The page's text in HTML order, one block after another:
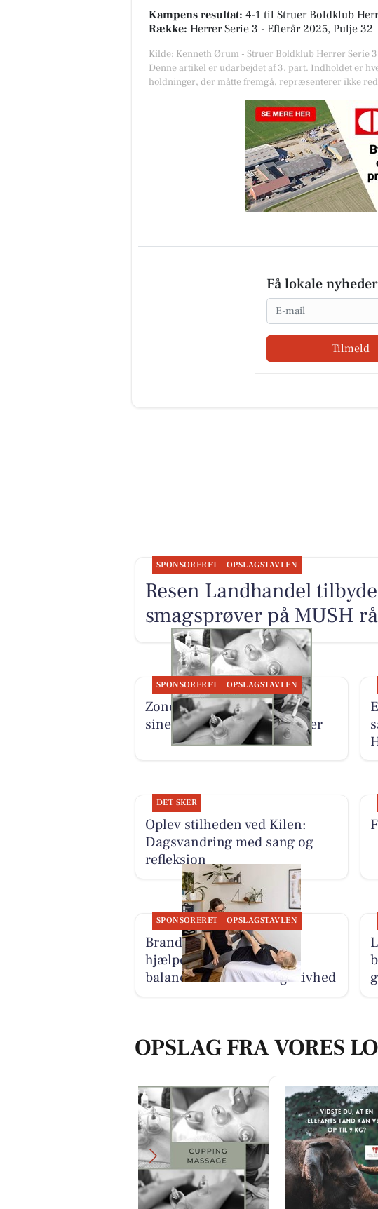
Kampens resultat: 4-1 til Struer Boldklub
Række: Herrer Serie 3 - Efterår 2025, Pulje 32
Kilde: Kenneth Ørum - Struer Boldklub Herrer Serie 3
Denne artikel er udarbejdet af 3. part. Indholdet er
holdninger, der måtte fremgå, repræsenterer ikke
Få lokale
Email
Tilmeld
SPONSORERET OPSLAGSTAVLEN
Resen Landhandel
smagsprøver på MUSH
SPONSORERET OPSLAGSTAVLEN
Zones By Gitte præsenterer
sine behandlingsmuligheder
DET SKER
Oplev stilheden ved Kilen:
Dagsvandring med sang og
refleksion
SPONSORERET OPSLAGSTAVLEN
Brandsborgs Kropsterapi
hjælper kroppen tilbage i
balance ved smerter og stivhed
OPSLAG FRA VORES